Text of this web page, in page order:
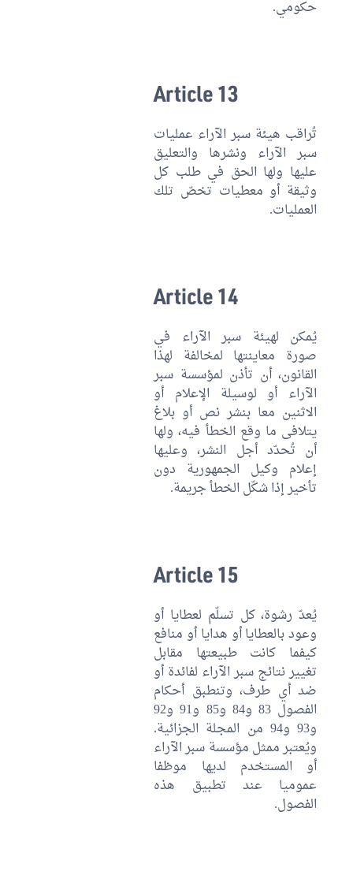
حكومي.
Article 13
تُراقب هيئة سبر الآراء عمليات
سبر الآراء ونشرها والتعليق
عليها ولها الحق في طلب كل
وثيقة أو معطيات تخصّ تلك
العمليات.
Article 14
يُمكن لهيئة سبر الآراء في
صورة معاينتها لمخالفة لهذا
القانون، أن تأذن لمؤسسة سبر
الآراء أو لوسيلة الإعلام أو
الاثنين معا بنشر نص أو بلاغ
يتلافى ما وقع الخطأ فيه، ولها
أن تُحدّد أجل النشر، وعليها
إعلام وكيل الجمهورية دون
تأخير إذا شكّل الخطأ جريمة.
Article 15
يُعدّ رشوة، كل تسلّم لعطايا أو
وعود بالعطايا أو هدايا أو منافع
كيفما كانت طبيعتها مقابل
تغيير نتائج سبر الآراء لفائدة أو
ضد أي طرف، وتنطبق أحكام
الفصول 83 و84 و85 و91 و92
و93 و94 من المجلة الجزائية.
ويُعتبر ممثل مؤسسة سبر الآراء
أو المستخدم لديها موظفا
عموميا عند تطبيق هذه
الفصول.